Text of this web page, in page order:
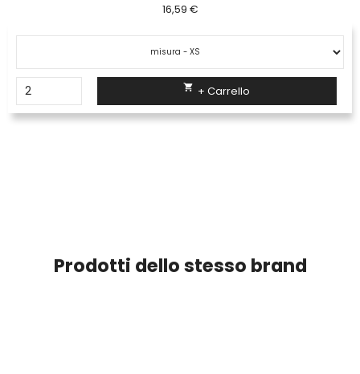
16,59 €
 + Carrello
Prodotti dello stesso brand